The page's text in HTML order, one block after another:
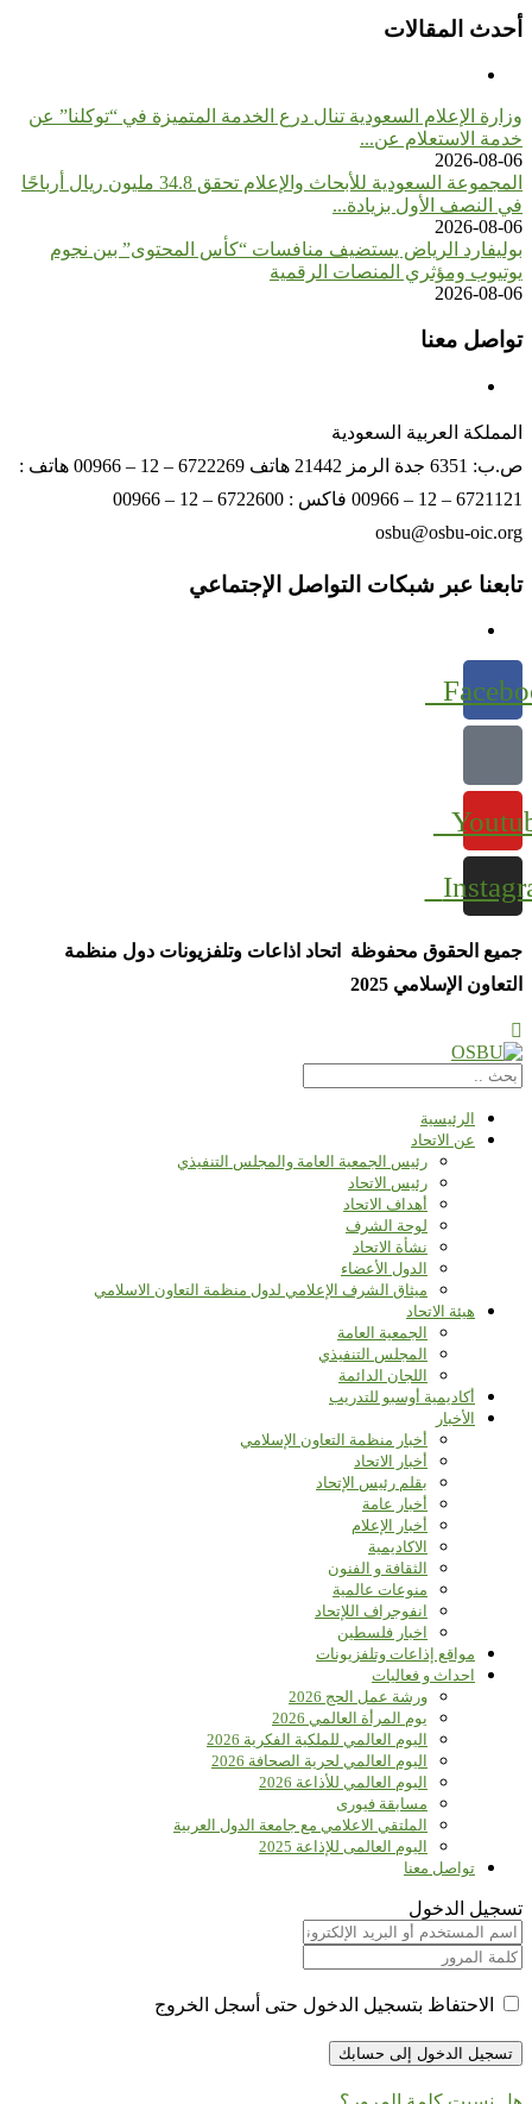
أحدث المقالات
وزارة الإعلام السعودية تنال درع الخدمة المتميزة في “توكلنا” عن
خدمة الاستعلام عن...
2026-08-06
المجموعة السعودية للأبحاث والإعلام تحقق 34.8 مليون ريال أرباحًا
في النصف الأول بزيادة...
2026-08-06
بوليفارد الرياض يستضيف منافسات “كأس المحتوى” بين نجوم
يوتيوب ومؤثري المنصات الرقمية
2026-08-06
تواصل معنا
المملكة العربية السعودية
ص.ب: 6351 جدة الرمز 21442 هاتف 6722269 – 12 – 00966 هاتف :
6721121 – 12 – 00966 فاكس : 6722600 – 12 – 00966
osbu@osbu-oic.org
تابعنا عبر شبكات التواصل الإجتماعي
جميع الحقوق محفوظة اتحاد اذاعات وتلفزيونات دول منظمة
التعاون الإسلامي 2025
الرئيسية
عن الاتحاد
رئيس الجمعية العامة والمجلس التنفيذي
رئيس الاتحاد
أهداف الاتحاد
لوحة الشرف
نشأة الاتحاد
الدول الأعضاء
ميثاق الشرف الإعلامي لدول منظمة التعاون الاسلامي
هيئة الاتحاد
الجمعية العامة
المجلس التنفيذي
اللجان الدائمة
أكاديمية أوسبو للتدريب
الأخبار
أخبار منظمة التعاون الإسلامي
أخبار الاتحاد
بقلم رئيس الإتحاد
أخبار عامة
أخبار الإعلام
الاكاديمية
الثقافة و الفنون
منوعات عالمية
انفوجراف اللإتحاد
اخبار فلسطين
مواقع إذاعات وتلفزيونات
احداث و فعاليات
ورشة عمل الحج 2026
يوم المرأة العالمي 2026
اليوم العالمي للملكية الفكرية 2026
اليوم العالمي لحرية الصحافة 2026
اليوم العالمي للأذاعة 2026
مسابقة فيورى
الملتقي الاعلامي مع جامعة الدول العربية
اليوم العالمى للإذاعة 2025
تواصل معنا
تسجيل الدخول
الاحتفاظ بتسجيل الدخول حتى أسجل الخروج